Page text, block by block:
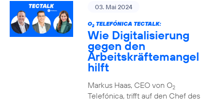
03. Mai 2024
O2TELEFÓNICA TECTALK:
Wie Digitalisierung
gegen den
Arbeitskräftemangel
hilft
Markus Haas, CEO von O2
Telefónica, trifft auf den Chef des